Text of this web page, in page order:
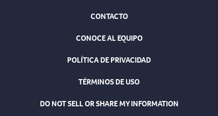
CONTACTO
CONOCE AL EQUIPO
POLÍTICA DE PRIVACIDAD
TÉRMINOS DE USO
DO NOT SELL OR SHARE MY INFORMATION